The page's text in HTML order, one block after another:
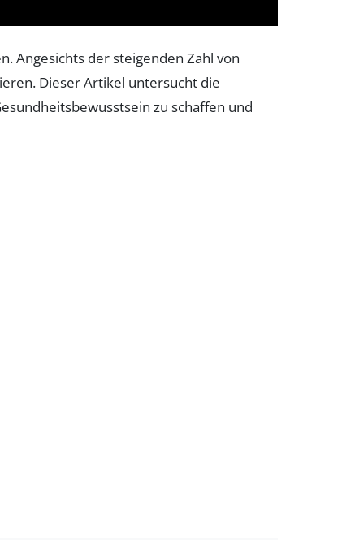
Angesichts der steigenden Zahl von
Dieser Artikel untersucht die
zu schaffen und